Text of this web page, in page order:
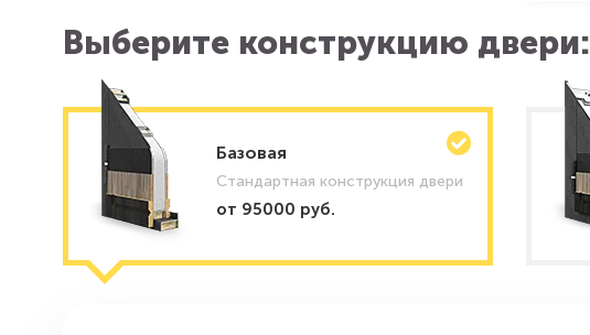
Выберите конструкцию двери:
Базовая
Стандартная конструкция двери
от 95000 руб.